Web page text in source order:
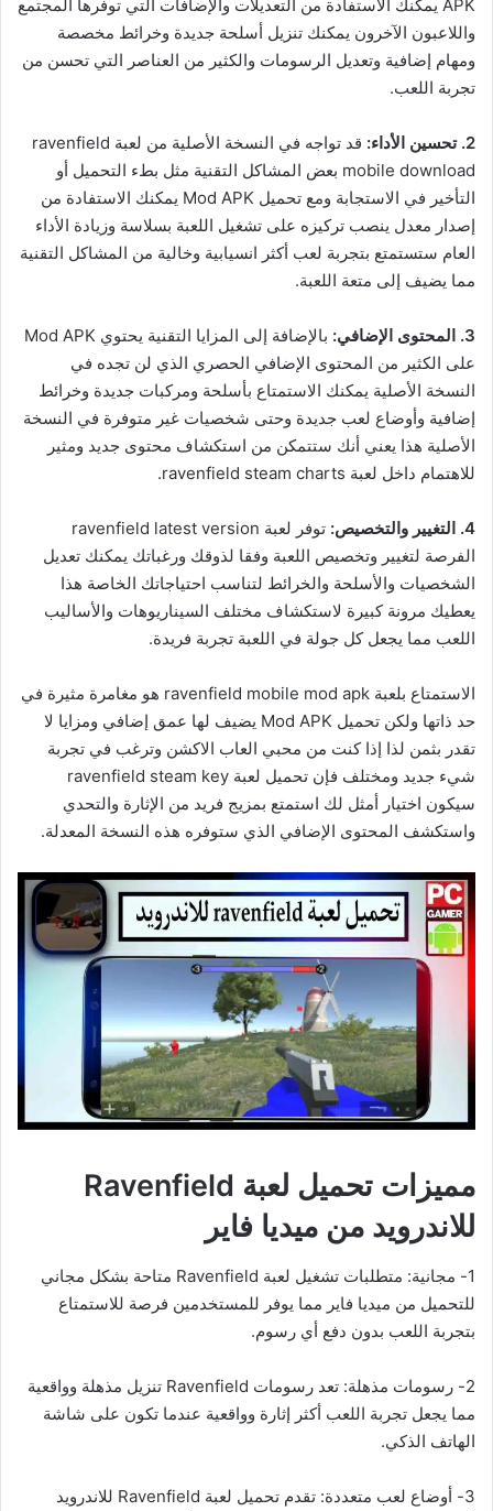
APK يمكنك الاستفادة من التعديلات والإضافات التي توفرها المجتمع
واللاعبون الآخرون يمكنك تنزيل أسلحة جديدة وخرائط مخصصة
ومهام إضافية وتعديل الرسومات والكثير من العناصر التي تحسن من
تجربة اللعب.
2. تحسين الأداء:
قد تواجه في النسخة الأصلية من لعبة ravenfield
mobile download بعض المشاكل التقنية مثل بطء التحميل أو
التأخير في الاستجابة ومع تحميل Mod APK يمكنك الاستفادة من
إصدار معدل ينصب تركيزه على تشغيل اللعبة بسلاسة وزيادة الأداء
العام ستستمتع بتجربة لعب أكثر انسيابية وخالية من المشاكل التقنية
مما يضيف إلى متعة اللعبة.
3. المحتوى الإضافي:
بالإضافة إلى المزايا التقنية يحتوي Mod APK
على الكثير من المحتوى الإضافي الحصري الذي لن تجده في
النسخة الأصلية يمكنك الاستمتاع بأسلحة ومركبات جديدة وخرائط
إضافية وأوضاع لعب جديدة وحتى شخصيات غير متوفرة في النسخة
الأصلية هذا يعني أنك ستتمكن من استكشاف محتوى جديد ومثير
للاهتمام داخل لعبة ravenfield steam charts.
4. التغيير والتخصيص:
توفر لعبة ravenfield latest version
الفرصة لتغيير وتخصيص اللعبة وفقا لذوقك ورغباتك يمكنك تعديل
الشخصيات والأسلحة والخرائط لتناسب احتياجاتك الخاصة هذا
يعطيك مرونة كبيرة لاستكشاف مختلف السيناريوهات والأساليب
اللعب مما يجعل كل جولة في اللعبة تجربة فريدة.
الاستمتاع بلعبة ravenfield mobile mod apk هو مغامرة مثيرة في
حد ذاتها ولكن تحميل Mod APK يضيف لها عمق إضافي ومزايا لا
تقدر بثمن لذا إذا كنت من محبي العاب الاكشن وترغب في تجربة
شيء جديد ومختلف فإن تحميل لعبة ravenfield steam key
سيكون اختيار أمثل لك استمتع بمزيج فريد من الإثارة والتحدي
واستكشف المحتوى الإضافي الذي ستوفره هذه النسخة المعدلة.
مميزات تحميل لعبة Ravenfield
للاندرويد من ميديا فاير
1- مجانية: متطلبات تشغيل لعبة Ravenfield متاحة بشكل مجاني
للتحميل من ميديا فاير مما يوفر للمستخدمين فرصة للاستمتاع
بتجربة اللعب بدون دفع أي رسوم.
2- رسومات مذهلة: تعد رسومات Ravenfield تنزيل مذهلة وواقعية
مما يجعل تجربة اللعب أكثر إثارة وواقعية عندما تكون على شاشة
الهاتف الذكي.
3- أوضاع لعب متعددة: تقدم تحميل لعبة Ravenfield للاندرويد